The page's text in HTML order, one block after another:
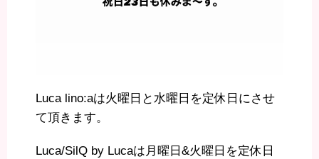
Luca lino:aは火曜日と水曜日を定休日にさせ
て頂きます。
Luca/SilQ by Lucaは月曜日&火曜日を定休日